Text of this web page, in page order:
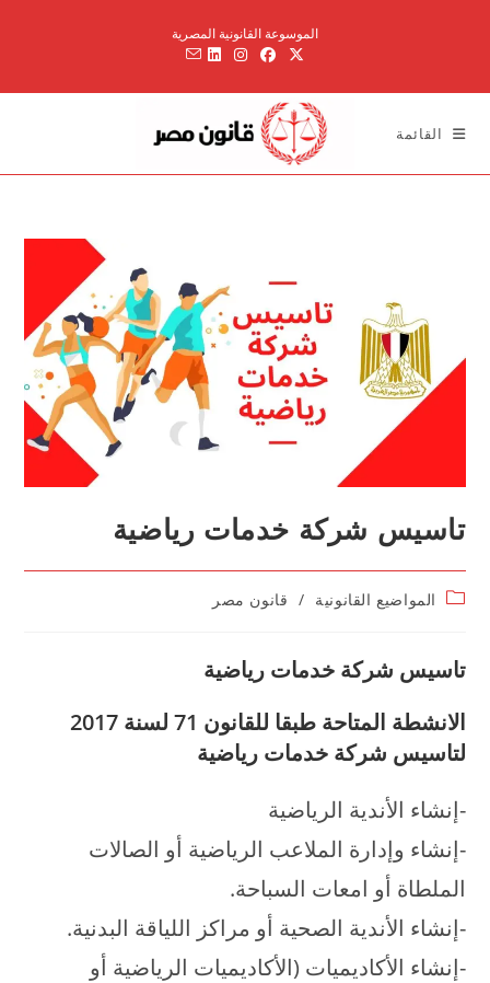
الموسوعة القانونية المصرية
القائمة
تاسيس شركة خدمات رياضية
Postالمواضيع القانونية / قانون مصر
تاسيس شركة خدمات رياضية
الانشطة المتاحة طبقا للقانون 71 لسنة 2017
لتاسيس شركة خدمات رياضية
-إنشاء الأندية الرياضية
-إنشاء وإدارة الملاعب الرياضية أو الصالات
الملطاة أو امعات السباحة.
-إنشاء الأندية الصحية أو مراكز اللياقة البدنية.
-إنشاء الأكاديميات (الأكاديميات الرياضية أو